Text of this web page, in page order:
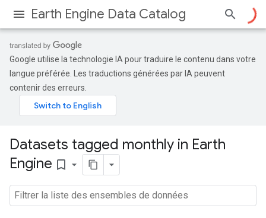
Earth Engine Data Catalog
Google utilise la technologie IA pour traduire le contenu dans votre
langue préférée. Les traductions générées par IA peuvent
contenir des erreurs.
Datasets tagged monthly in Earth
Engine bookmark_border